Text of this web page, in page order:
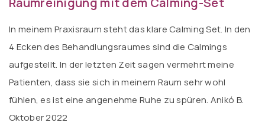
In meinem Praxisraum steht das klare Calming Set. In den
4 Ecken des Behandlungsraumes sind die Calmings
aufgestellt. In der letzten Zeit sagen vermehrt meine
Patienten, dass sie sich in meinem Raum sehr wohl
fühlen, es ist eine angenehme Ruhe zu spüren. Anikó B.
Oktober 2022